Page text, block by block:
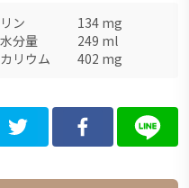
リン 134 mg
水分量 249 ml
カリウム 402 mg